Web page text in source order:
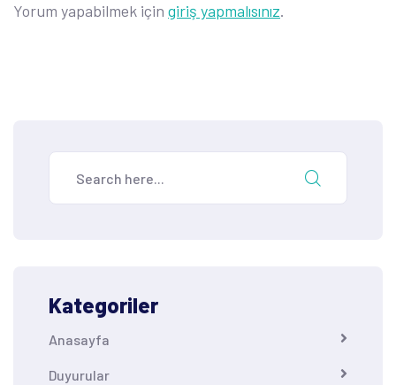
Yorum yapabilmek için giriş yapmalısınız.
Kategoriler
Anasayfa
Duyurular